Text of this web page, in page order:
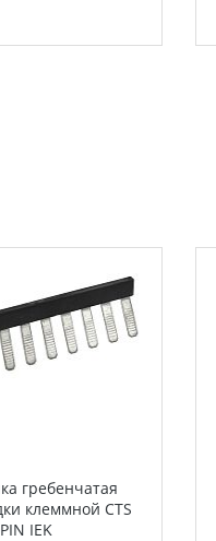
гребенчатая
клеммной CTS
IEK